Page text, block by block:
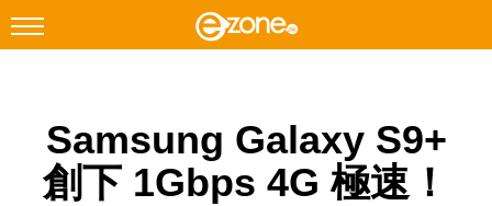
Facebook Instagram
科技焦點
Samsung Galaxy S9+
創下 1Gbps 4G 極速！